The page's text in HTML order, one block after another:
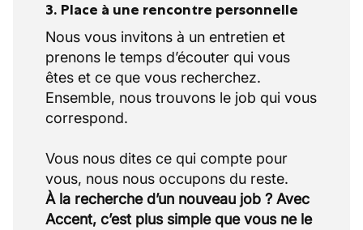
3. Place à une rencontre personnelle
Nous vous invitons à un entretien et
prenons le temps d’écouter qui vous
êtes et ce que vous recherchez.
Ensemble, nous trouvons le job qui vous
correspond.
Vous nous dites ce qui compte pour
À la recherche d’un nouveau job ? Avec
Accent, c’est plus simple que vous ne le